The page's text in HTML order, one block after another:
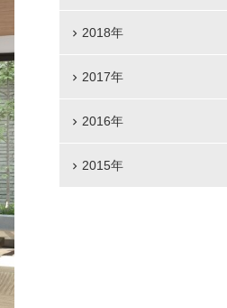
2018年
2017年
2016年
2015年